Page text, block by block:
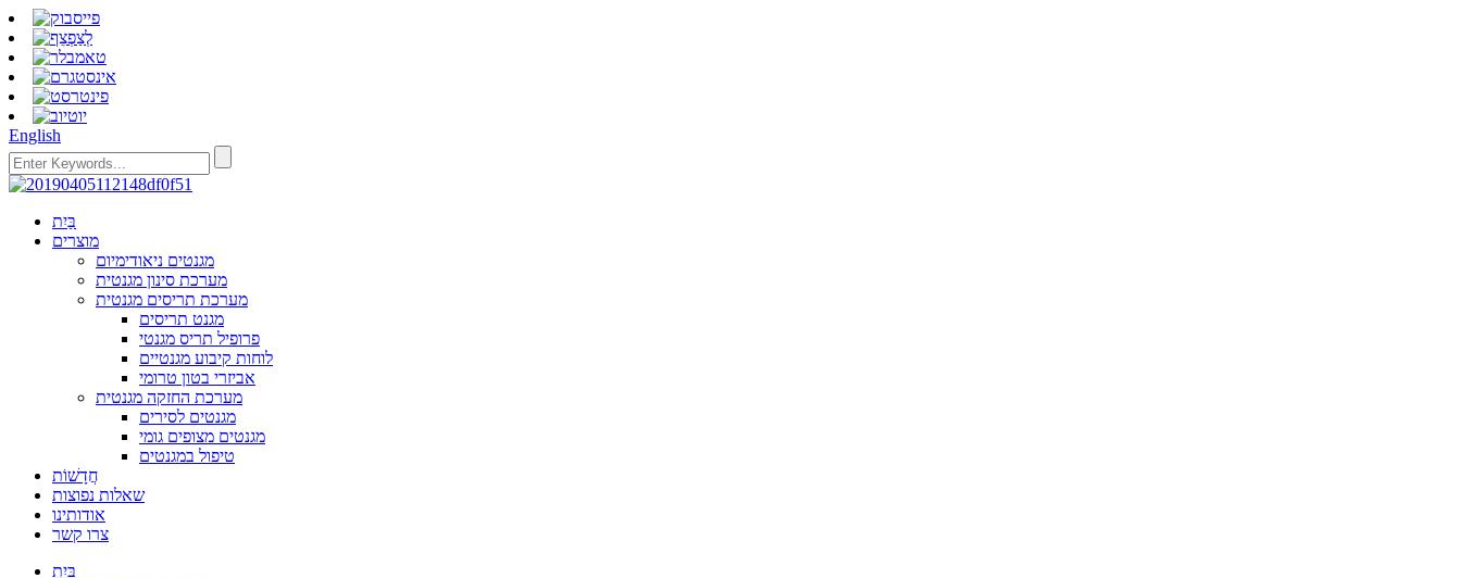
English
בַּיִת
מוצרים
מגנטים ניאודימיום
מערכת סינון מגנטית
מערכת תריסים מגנטית
מגנט תריסים
פרופיל תריס מגנטי
לוחות קיבוע מגנטיים
אביזרי בטון טרומי
מערכת החזקה מגנטית
מגנטים לסירים
מגנטים מצופים גומי
טיפול במגנטים
חֲדָשׁוֹת
שאלות נפוצות
אודותינו
צרו קשר
בַּיִת